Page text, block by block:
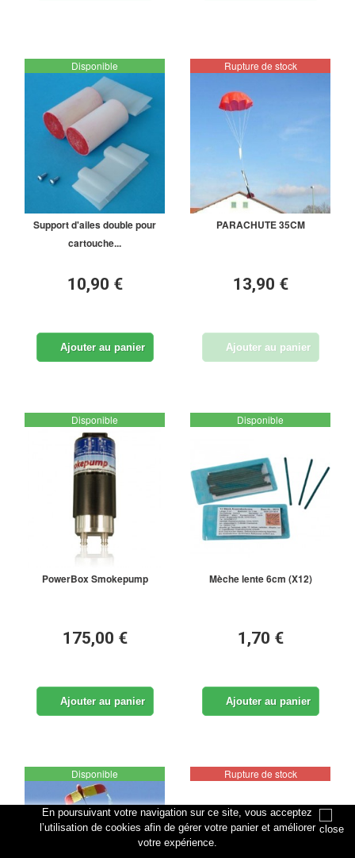
En poursuivant votre navigation sur ce site, vous acceptez
l’utilisation de cookies afin de gérer votre panier et améliorer
votre expérience.
Disponible
Support d'ailes double pour
cartouche...
10,90 €
Ajouter au panier
Rupture de stock
PARACHUTE 35CM
13,90 €
Ajouter au panier
Disponible
PowerBox Smokepump
175,00 €
Ajouter au panier
Disponible
Mèche lente 6cm (X12)
1,70 €
Ajouter au panier
Disponible Rupture de stock